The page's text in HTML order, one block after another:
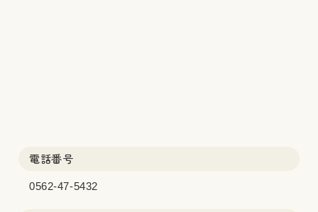
電話番号
0562-47-5432